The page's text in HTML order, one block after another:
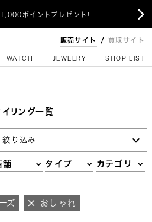
ポイントプレゼント! 
販売サイト 買取サイト
WATCH JEWELRY SHOP LIST
イリング一覧
絞り込み
舗 タイプ カテゴリ
ズ おしゃれ